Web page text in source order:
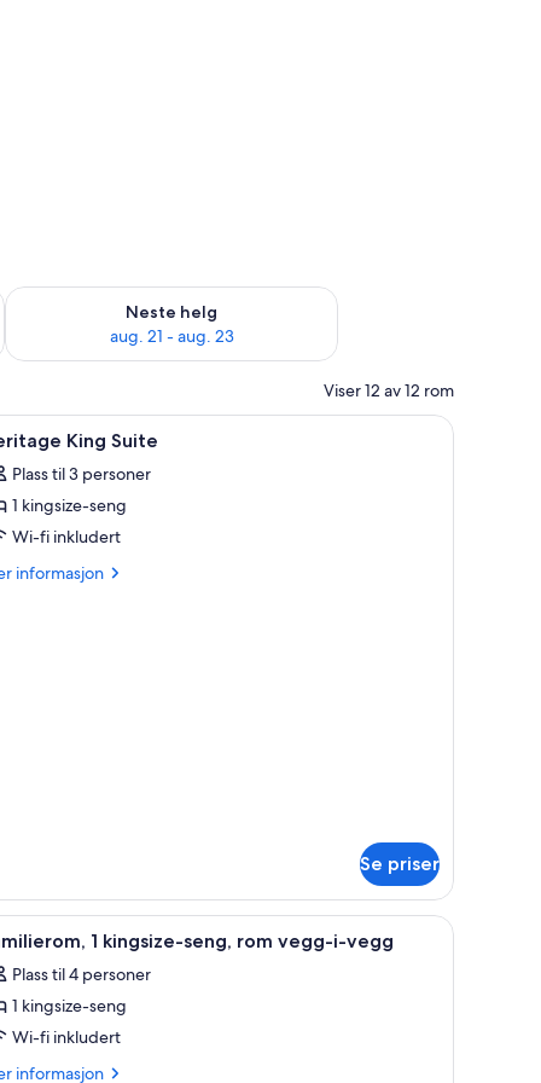
14 - aug. 16
Neste helg
aug. 21 - aug. 23
Sjekk tilgjengelighet for neste helg, aug. 21 - aug. 23
Viser 12 av 12 rom
Safe på rommet, skrivebord, lydisolert og
6 King Suite
Plass til 3 personer
1 kingsize-seng
Wi-fi inkludert
informasjon
Se priser
rommet, skrivebord, lydisolert og strykejern/-brettSafe på rommet, skrivebord, lydisolert og
9 1 kingsize-seng, rom vegg-i-vegg
Plass til 4 personer
1 kingsize-seng
Wi-fi inkludert
informasjon